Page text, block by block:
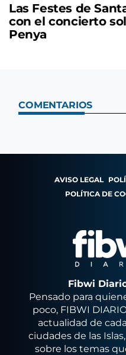
Las Festes de
con el concierto
Penya
COMENTARIOS
AVISO LEGAL
POLÍTICA DE
Fibwi
Pensado para
poco, FIBWI
actualidad de
ciudades de las
sobre los temas